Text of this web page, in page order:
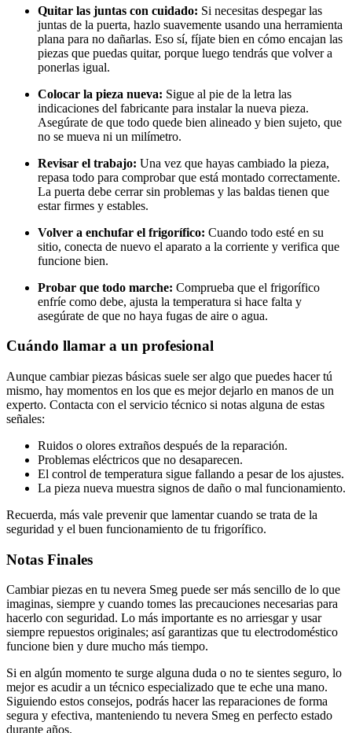
Quitar las juntas con cuidado: Si necesitas despegar las
juntas de la puerta, hazlo suavemente usando una herramienta
plana para no dañarlas. Eso sí, fíjate bien en cómo encajan las
piezas que puedas quitar, porque luego tendrás que volver a
ponerlas igual.
Colocar la pieza nueva: Sigue al pie de la letra las
indicaciones del fabricante para instalar la nueva pieza.
Asegúrate de que todo quede bien alineado y bien sujeto, que
no se mueva ni un milímetro.
Revisar el trabajo: Una vez que hayas cambiado la pieza,
repasa todo para comprobar que está montado correctamente.
La puerta debe cerrar sin problemas y las baldas tienen que
estar firmes y estables.
Volver a enchufar el frigorífico: Cuando todo esté en su
sitio, conecta de nuevo el aparato a la corriente y verifica que
funcione bien.
Probar que todo marche: Comprueba que el frigorífico
enfríe como debe, ajusta la temperatura si hace falta y
asegúrate de que no haya fugas de aire o agua.
Cuándo llamar a un profesional
Aunque cambiar piezas básicas suele ser algo que puedes hacer tú
mismo, hay momentos en los que es mejor dejarlo en manos de un
experto. Contacta con el servicio técnico si notas alguna de estas
señales:
Ruidos o olores extraños después de la reparación.
Problemas eléctricos que no desaparecen.
El control de temperatura sigue fallando a pesar de los ajustes.
La pieza nueva muestra signos de daño o mal funcionamiento.
Recuerda, más vale prevenir que lamentar cuando se trata de la
seguridad y el buen funcionamiento de tu frigorífico.
Notas Finales
Cambiar piezas en tu nevera Smeg puede ser más sencillo de lo que
imaginas, siempre y cuando tomes las precauciones necesarias para
hacerlo con seguridad. Lo más importante es no arriesgar y usar
siempre repuestos originales; así garantizas que tu electrodoméstico
funcione bien y dure mucho más tiempo.
Si en algún momento te surge alguna duda o no te sientes seguro, lo
mejor es acudir a un técnico especializado que te eche una mano.
Siguiendo estos consejos, podrás hacer las reparaciones de forma
segura y efectiva, manteniendo tu nevera Smeg en perfecto estado
durante años.